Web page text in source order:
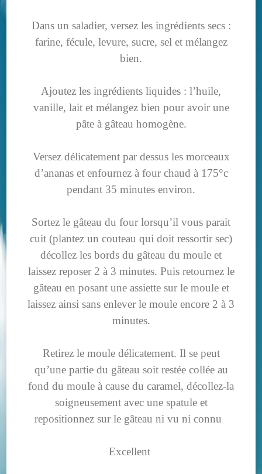
Dans un saladier, versez les ingrédients secs :
farine, fécule, levure, sucre, sel et mélangez
bien.
Ajoutez les ingrédients liquides : l’huile,
vanille, lait et mélangez bien pour avoir une
pâte à gâteau homogène.
Versez délicatement par dessus les morceaux
d’ananas et enfournez à four chaud à 175°c
pendant 35 minutes environ.
Sortez le gâteau du four lorsqu’il vous parait
cuit (plantez un couteau qui doit ressortir sec)
décollez les bords du gâteau du moule et
laissez reposer 2 à 3 minutes. Puis retournez le
gâteau en posant une assiette sur le moule et
laissez ainsi sans enlever le moule encore 2 à 3
minutes.
Retirez le moule délicatement. Il se peut
qu’une partie du gâteau soit restée collée au
fond du moule à cause du caramel, décollez-la
soigneusement avec une spatule et
repositionnez sur le gâteau ni vu ni connu
Excellent